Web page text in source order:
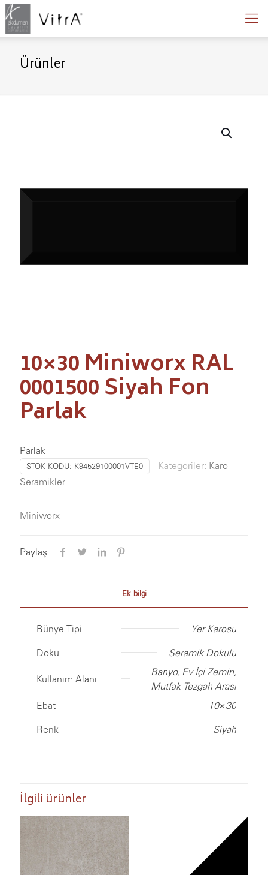
Ürünler
10×30 Miniworx RAL
0001500 Siyah Fon
Parlak
Parlak
STOK KODU: K94529100001VTE0 Kategoriler: Karo
Seramikler
Miniworx
Paylaş
Ek bilgi
Bünye Tipi Yer Karosu
Doku Seramik Dokulu
Kullanım Alanı
Banyo, Ev İçi Zemin,
Mutfak Tezgah Arası
Ebat
10×30
Renk Siyah
İlgili ürünler